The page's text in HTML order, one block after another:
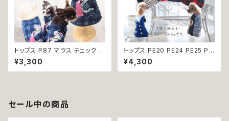
トップス P87 マウス チェック ド
ッグ ウェア ドッグウエア 犬 猫
犬服 猫服 服 おしゃれ かわいい
ネズミ ネイビー 紺色 格子柄 小
¥3,300
トップス PE20 PE24 PE25 PE
26 ベスト風 タキシード スーツ
フォーマル ブラック レッド ネイ
ビー 千鳥格子 タータン チェック
¥4,300
セール中の商品